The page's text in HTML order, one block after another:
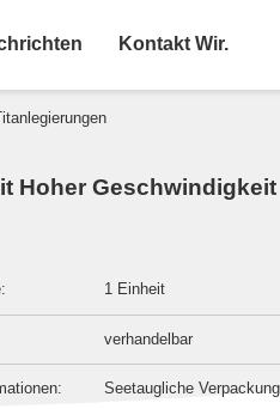
Kontakt Wir.
Hoher Geschwindigkeit
1 Einheit
verhandelbar
Seetaugliche